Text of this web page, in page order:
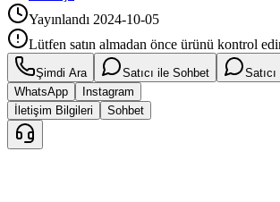
Yayınlandı 2024-10-05
Lütfen satın almadan önce ürünü kontrol
Şimdi Ara Satıcı ile Sohbet
WhatsApp
Instagram
İletişim Bilgileri
Sohbet